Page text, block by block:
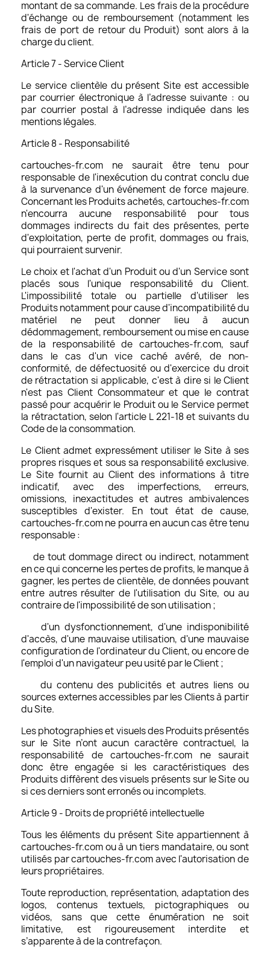
montant de sa commande. Les frais de la procédure
d'échange ou de remboursement (notamment les
frais de port de retour du Produit) sont alors à la
charge du client.
Article 7 - Service Client
Le service clientèle du présent Site est accessible
par courrier électronique à l’adresse suivante : ou
par courrier postal à l’adresse indiquée dans les
mentions légales.
Article 8 - Responsabilité
cartouches-fr.com ne saurait être tenu pour
responsable de l'inexécution du contrat conclu due
à la survenance d'un événement de force majeure.
Concernant les Produits achetés, cartouches-fr.com
n'encourra aucune responsabilité pour tous
dommages indirects du fait des présentes, perte
d'exploitation, perte de profit, dommages ou frais,
qui pourraient survenir.
Le choix et l'achat d'un Produit ou d'un Service sont
placés sous l'unique responsabilité du Client.
L'impossibilité totale ou partielle d'utiliser les
Produits notamment pour cause d'incompatibilité du
matériel ne peut donner lieu à aucun
dédommagement, remboursement ou mise en cause
de la responsabilité de cartouches-fr.com, sauf
dans le cas d'un vice caché avéré, de non-
conformité, de défectuosité ou d'exercice du droit
de rétractation si applicable, c'est à dire si le Client
n'est pas Client Consommateur et que le contrat
passé pour acquérir le Produit ou le Service permet
la rétractation, selon l'article L 221-18 et suivants du
Code de la consommation.
Le Client admet expressément utiliser le Site à ses
propres risques et sous sa responsabilité exclusive.
Le Site fournit au Client des informations à titre
indicatif, avec des imperfections, erreurs,
omissions, inexactitudes et autres ambivalences
susceptibles d'exister. En tout état de cause,
cartouches-fr.com ne pourra en aucun cas être tenu
responsable :
de tout dommage direct ou indirect, notamment
en ce qui concerne les pertes de profits, le manque à
gagner, les pertes de clientèle, de données pouvant
entre autres résulter de l'utilisation du Site, ou au
contraire de l'impossibilité de son utilisation ;
d'un dysfonctionnement, d'une indisponibilité
d'accès, d'une mauvaise utilisation, d'une mauvaise
configuration de l'ordinateur du Client, ou encore de
l'emploi d'un navigateur peu usité par le Client ;
du contenu des publicités et autres liens ou
sources externes accessibles par les Clients à partir
du Site.
Les photographies et visuels des Produits présentés
sur le Site n’ont aucun caractère contractuel, la
responsabilité de cartouches-fr.com ne saurait
donc être engagée si les caractéristiques des
Produits diffèrent des visuels présents sur le Site ou
si ces derniers sont erronés ou incomplets.
Article 9 - Droits de propriété intellectuelle
Tous les éléments du présent Site appartiennent à
cartouches-fr.com ou à un tiers mandataire, ou sont
utilisés par cartouches-fr.com avec l'autorisation de
leurs propriétaires.
Toute reproduction, représentation, adaptation des
logos, contenus textuels, pictographiques ou
vidéos, sans que cette énumération ne soit
limitative, est rigoureusement interdite et
s’apparente à de la contrefaçon.